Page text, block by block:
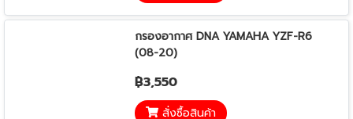
กรองอากาศ DNA YAMAHA YZF-R6
(08-20)
฿3,550
สั่งซื้อสินค้า